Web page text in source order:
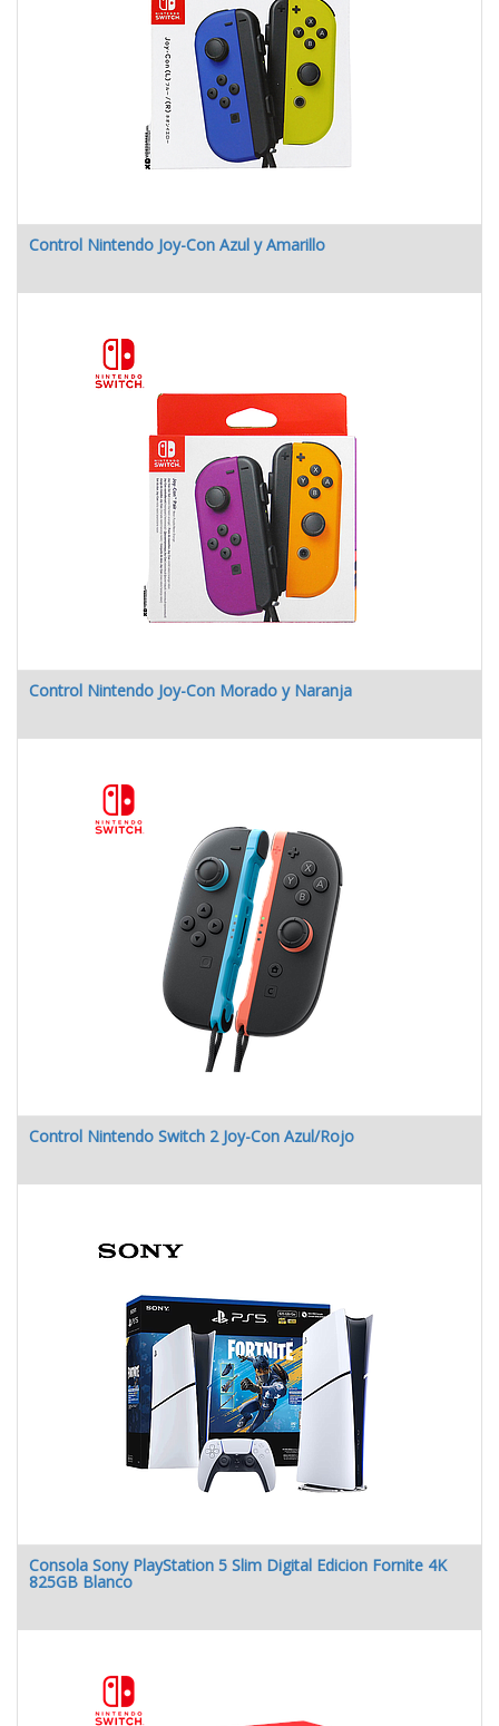
Control Nintendo Joy-Con Azul y Amarillo
Control Nintendo Joy-Con Morado y Naranja
Control Nintendo Switch 2 Joy-Con Azul/Rojo
Consola Sony PlayStation 5 Slim Digital Edicion Fornite 4K
825GB Blanco